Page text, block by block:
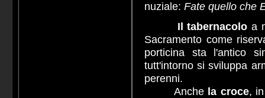
nuziale: Fate quello che
Il tabernacolo a
Sacramento come
porticina sta l'antico
tutt'intorno si sviluppa
perenni.
Anche la croce,